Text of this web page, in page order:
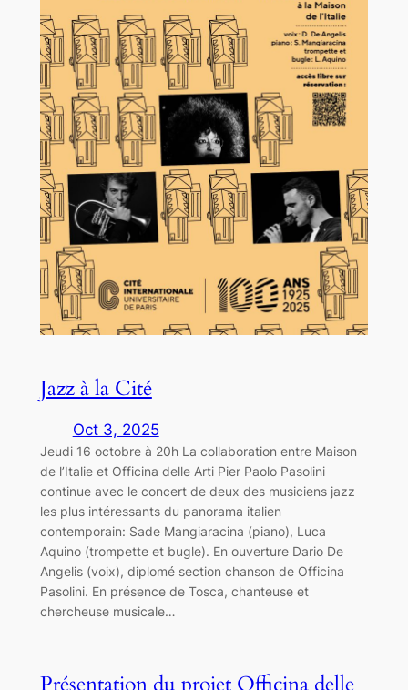
Jazz à la Cité
Oct 3, 2025
Jeudi 16 octobre à 20h La collaboration entre Maison
de l’Italie et Officina delle Arti Pier Paolo Pasolini
continue avec le concert de deux des musiciens jazz
les plus intéressants du panorama italien
contemporain: Sade Mangiaracina (piano), Luca
Aquino (trompette et bugle). En ouverture Dario De
Angelis (voix), diplomé section chanson de Officina
Pasolini. En présence de Tosca, chanteuse et
chercheuse musicale…
Présentation du projet Officina delle